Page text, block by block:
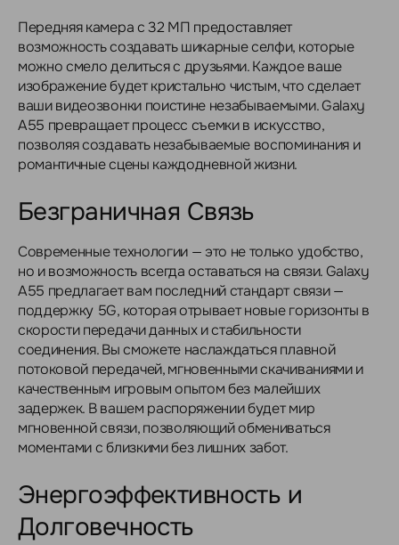
Передняя камера с 32 МП предоставляет
возможность создавать шикарные селфи, которые
можно смело делиться с друзьями. Каждое ваше
изображение будет кристально чистым, что сделает
ваши видеозвонки поистине незабываемыми. Galaxy
A55 превращает процесс съемки в искусство,
позволяя создавать незабываемые воспоминания и
романтичные сцены каждодневной жизни.
Безграничная Связь
Современные технологии — это не только удобство,
но и возможность всегда оставаться на связи. Galaxy
A55 предлагает вам последний стандарт связи —
поддержку 5G, которая отрывает новые горизонты в
скорости передачи данных и стабильности
соединения. Вы сможете наслаждаться плавной
потоковой передачей, мгновенными скачиваниями и
качественным игровым опытом без малейших
задержек. В вашем распоряжении будет мир
мгновенной связи, позволяющий обмениваться
моментами с близкими без лишних забот.
Энергоэффективность и
Долговечность